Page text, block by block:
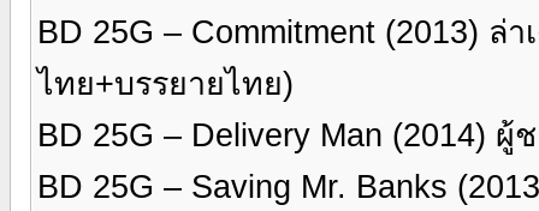
BD 25G – Commitment (2013)
ไทย+บรรยายไทย)
BD 25G – Delivery Man (2014)
BD 25G – Saving Mr. Banks